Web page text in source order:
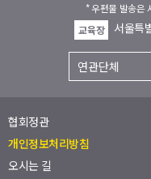
* 우편물 발송은
교육장
서울특
협회정관
개인정보처리방침
오시는 길